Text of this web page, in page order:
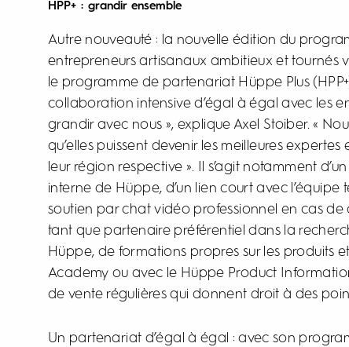
HPP+ : grandir ensemble
Autre nouveauté : la nouvelle édition du
entrepreneurs artisanaux ambitieux et tournés
le programme de partenariat Hüppe Plus
collaboration intensive d’égal à égal avec les
grandir avec nous », explique Axel Stoiber. «
qu’elles puissent devenir les meilleures
leur région respective ». Il s’agit notamment
interne de Hüppe, d’un lien court avec
soutien par chat vidéo professionnel en cas
tant que partenaire préférentiel dans la
Hüppe, de formations propres sur les produits
Academy ou avec le Hüppe Product
de vente régulières qui donnent droit à des
Un partenariat d’égal à égal : avec son